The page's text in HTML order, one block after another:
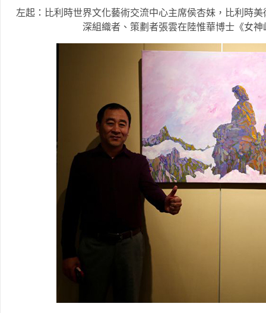
左起：比利時世界文化藝術交流中心主席侯杏妹，比利時
深組織者、策劃者張雲在陸惟華博士《女